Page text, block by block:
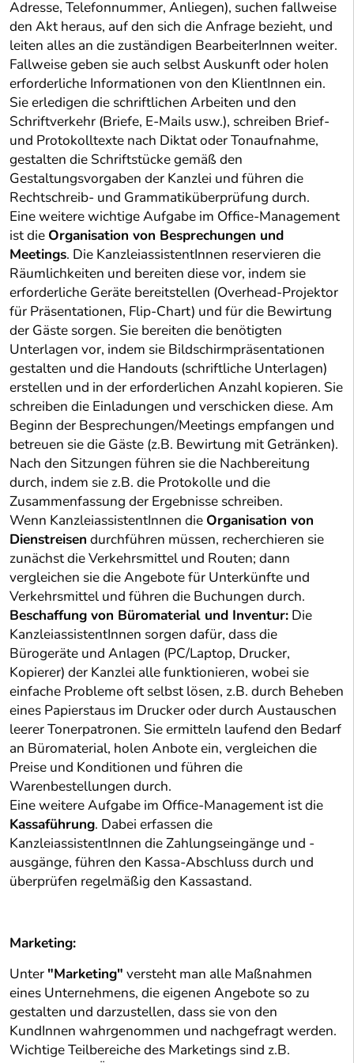
Adresse, Telefonnummer, Anliegen), suchen fallweise
den Akt heraus, auf den sich die Anfrage bezieht, und
leiten alles an die zuständigen BearbeiterInnen weiter.
Fallweise geben sie auch selbst Auskunft oder holen
erforderliche Informationen von den KlientInnen ein.
Sie erledigen die schriftlichen Arbeiten und den
Schriftverkehr (Briefe, E-Mails usw.), schreiben Brief-
und Protokolltexte nach Diktat oder Tonaufnahme,
gestalten die Schriftstücke gemäß den
Gestaltungsvorgaben der Kanzlei und führen die
Rechtschreib- und Grammatiküberprüfung durch.
Eine weitere wichtige Aufgabe im Office-Management
ist die Organisation von Besprechungen und
Meetings. Die KanzleiassistentInnen reservieren die
Räumlichkeiten und bereiten diese vor, indem sie
erforderliche Geräte bereitstellen (Overhead-Projektor
für Präsentationen, Flip-Chart) und für die Bewirtung
der Gäste sorgen. Sie bereiten die benötigten
Unterlagen vor, indem sie Bildschirmpräsentationen
gestalten und die Handouts (schriftliche Unterlagen)
erstellen und in der erforderlichen Anzahl kopieren. Sie
schreiben die Einladungen und verschicken diese. Am
Beginn der Besprechungen/Meetings empfangen und
betreuen sie die Gäste (z.B. Bewirtung mit Getränken).
Nach den Sitzungen führen sie die Nachbereitung
durch, indem sie z.B. die Protokolle und die
Zusammenfassung der Ergebnisse schreiben.
Wenn KanzleiassistentInnen die Organisation von
Dienstreisen durchführen müssen, recherchieren sie
zunächst die Verkehrsmittel und Routen; dann
vergleichen sie die Angebote für Unterkünfte und
Verkehrsmittel und führen die Buchungen durch.
Beschaffung von Büromaterial und Inventur: Die
KanzleiassistentInnen sorgen dafür, dass die
Bürogeräte und Anlagen (PC/Laptop, Drucker,
Kopierer) der Kanzlei alle funktionieren, wobei sie
einfache Probleme oft selbst lösen, z.B. durch Beheben
eines Papierstaus im Drucker oder durch Austauschen
leerer Tonerpatronen. Sie ermitteln laufend den Bedarf
an Büromaterial, holen Anbote ein, vergleichen die
Preise und Konditionen und führen die
Warenbestellungen durch.
Eine weitere Aufgabe im Office-Management ist die
Kassaführung. Dabei erfassen die
KanzleiassistentInnen die Zahlungseingänge und -
ausgänge, führen den Kassa-Abschluss durch und
überprüfen regelmäßig den Kassastand.
Marketing:
Unter "Marketing" versteht man alle Maßnahmen
eines Unternehmens, die eigenen Angebote so zu
gestalten und darzustellen, dass sie von den
KundInnen wahrgenommen und nachgefragt werden.
Wichtige Teilbereiche des Marketings sind z.B.